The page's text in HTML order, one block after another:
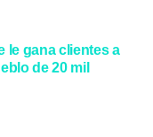
le gana clientes a
de 20 mil